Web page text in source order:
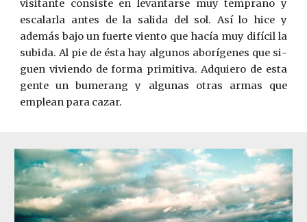
visitante consiste en levantarse muy temprano y
escalarla antes de la salida del sol. Así lo hice y
además bajo un fuerte viento que hacía muy difícil la
subida. Al pie de ésta hay algunos aborígenes que si­
guen viviendo de forma primitiva. Adquiero de esta
gente un bumerang y algunas otras armas que
emplean para cazar.